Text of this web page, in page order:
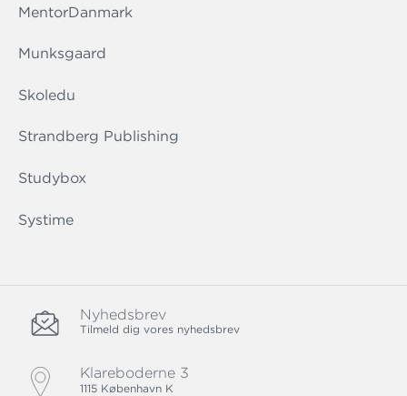
MentorDanmark
Munksgaard
Skoledu
Strandberg Publishing
Studybox
Systime
Nyhedsbrev
Tilmeld dig vores nyhedsbrev
Klareboderne 3
1115 København K